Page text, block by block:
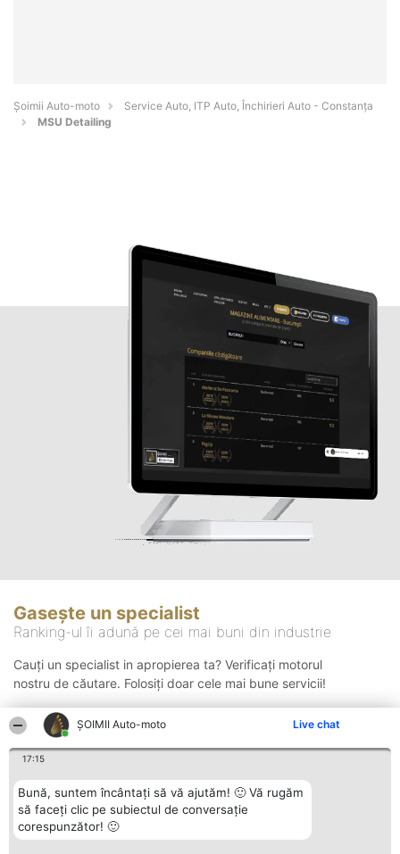
ȘOIMII Auto-moto Live chat
17:15
Bună, suntem încântați să vă ajutăm! 🙂 Vă rugăm
să faceți clic pe subiectul de conversație
corespunzător! 🙂
Șoimii Auto-moto
Service Auto, ITP Auto, Închirieri Auto - Constanţa
MSU Detailing
Gasește un specialist
Ranking-ul îi adună pe cei mai buni din industrie
Cauți un specialist in apropierea ta? Verificați motorul
nostru de căutare. Folosiți doar cele mai bune servicii!